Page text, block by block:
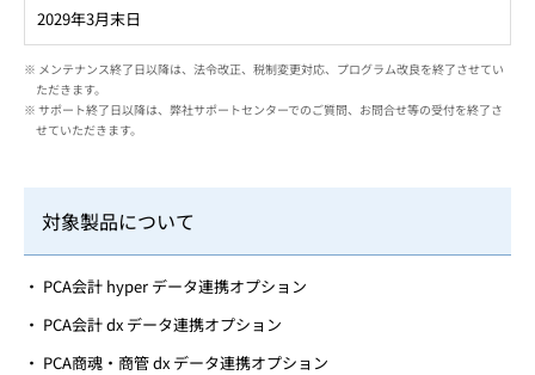
2029年3月末日
※ メンテナンス終了日以降は、法令改正、税制変更対応、プログラム改良を終了させてい
ただきます。
※ サポート終了日以降は、弊社サポートセンターでのご質問、お問合せ等の受付を終了さ
せていただきます。
対象製品について
PCA会計 hyper データ連携オプション
PCA会計 dx データ連携オプション
PCA商魂・商管 dx データ連携オプション